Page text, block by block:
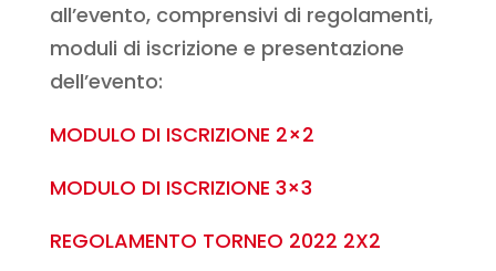
all’evento, comprensivi di regolamenti,
moduli di iscrizione e presentazione
dell’evento:
MODULO DI ISCRIZIONE 2×2
MODULO DI ISCRIZIONE 3×3
REGOLAMENTO TORNEO 2022 2X2